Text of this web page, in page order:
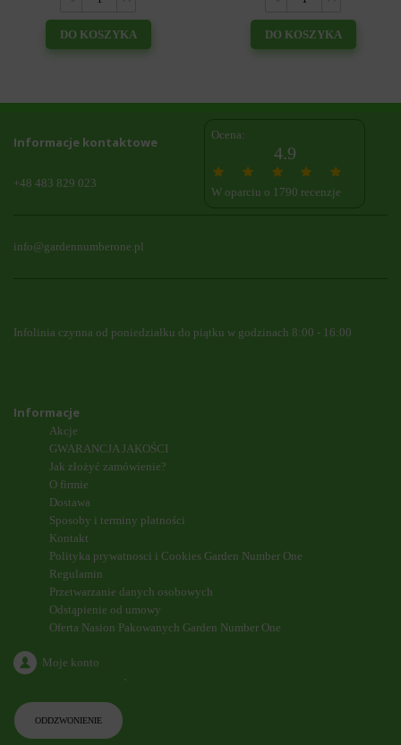
DO KOSZYKA DO KOSZYKA
Informacje kontaktowe
+48 483 829 023
Ocena:
4.9
W oparciu o 1790 recenzje
info@gardennumberone.pl
Infolinia czynna od poniedziałku do piątku w godzinach 8:00 - 16:00
Informacje
Akcje
GWARANCJA JAKOŚCI
Jak złożyć zamówienie?
O firmie
Dostawa
Sposoby i terminy płatności
Kontakt
Polityka prywatnosci i Cookies Garden Number One
Regulamin
Przetwarzanie danych osobowych
Odstąpienie od umowy
Oferta Nasion Pakowanych Garden Number One
Moje konto
ODDZWONIENIE
`